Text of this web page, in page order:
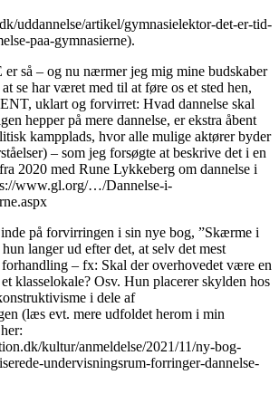
uddannelse/artikel/gymnasielektor-det-er-tid-
paa-gymnasierne).
så – og nu nærmer jeg mig mine budskaber
se har været med til at føre os et sted hen,
uklart og forvirret: Hvad dannelse skal
hepper på mere dannelse, er ekstra åbent
kampplads, hvor alle mulige aktører byder
– som jeg forsøgte at beskrive det i en
2020 med Rune Lykkeberg om dannelse i
www.gl.org/…/Dannelse-i-
på forvirringen i sin nye bog, ”Skærme i
langer ud efter det, at selv det mest
– fx: Skal der overhovedet være en
klasselokale? Osv. Hun placerer skylden hos
i dele af
(læs evt. mere udfoldet herom i min
kultur/anmeldelse/2021/11/ny-bog-
undervisningsrum-forringer-dannelse-